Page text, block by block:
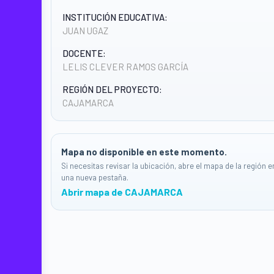
INSTITUCIÓN EDUCATIVA:
JUAN UGAZ
DOCENTE:
LELIS CLEVER RAMOS GARCÍA
REGIÓN DEL PROYECTO:
CAJAMARCA
Mapa no disponible en este momento.
Si necesitas revisar la ubicación, abre el mapa de la región
una nueva pestaña.
Abrir mapa de CAJAMARCA